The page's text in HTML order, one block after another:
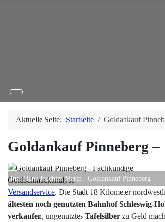
Aktuelle Seite: Startseite Goldankauf
Goldankauf Pinneberg –
Inh. Hans-Joachim Marin - Goldankauf Pinneberg
Versandservice. Die Stadt 18 Kilometer
ältesten noch genutzten Bahnhof Schleswig-
verkaufen, ungenutztes Tafelsilber zu Geld